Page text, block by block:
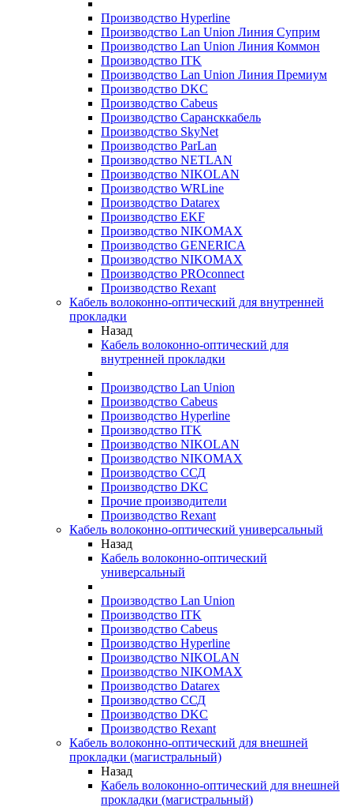
Производство Hyperline
Производство Lan Union Линия Суприм
Производство Lan Union Линия Коммон
Производство ITK
Производство Lan Union Линия Премиум
Производство DKC
Производство Cabeus
Производство Сарансккабель
Производство SkyNet
Производство ParLan
Производство NETLAN
Производство NIKOLAN
Производство WRLine
Производство Datarex
Производство EKF
Производство NIKOMAX
Производство GENERICA
Производство NIKOMAX
Производство PROconnect
Производство Rexant
Кабель волоконно-оптический для внутренней
прокладки
Назад
Кабель волоконно-оптический для
внутренней прокладки
Производство Lan Union
Производство Cabeus
Производство Hyperline
Производство ITK
Производство NIKOLAN
Производство NIKOMAX
Производство ССД
Производство DKC
Прочие производители
Производство Rexant
Кабель волоконно-оптический универсальный
Назад
Кабель волоконно-оптический
универсальный
Производство Lan Union
Производство ITK
Производство Cabeus
Производство Hyperline
Производство NIKOLAN
Производство NIKOMAX
Производство Datarex
Производство ССД
Производство DKC
Производство Rexant
Кабель волоконно-оптический для внешней
прокладки (магистральный)
Назад
Кабель волоконно-оптический для внешней
прокладки (магистральный)